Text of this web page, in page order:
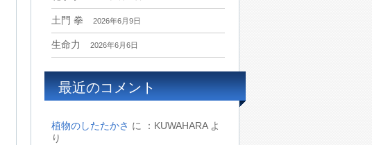
土門 拳 2026年6月9日
生命力 2026年6月6日
最近のコメント
植物のしたたかさ に ：KUWAHARAよ
り